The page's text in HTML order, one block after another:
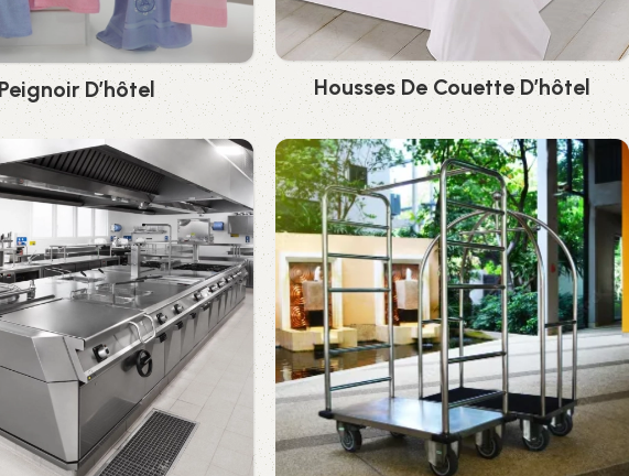
Peignoir D’hôtel Housses De Couette D’hôtel